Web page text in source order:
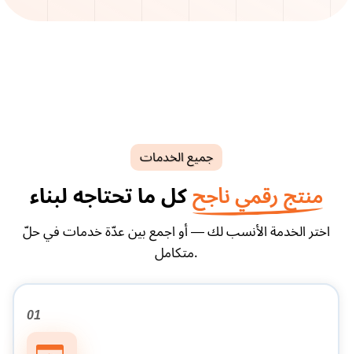
جميع الخدمات
كل ما تحتاجه لبناء منتج رقمي ناجح
اختر الخدمة الأنسب لك — أو اجمع بين عدّة خدمات في حلّ
متكامل.
01